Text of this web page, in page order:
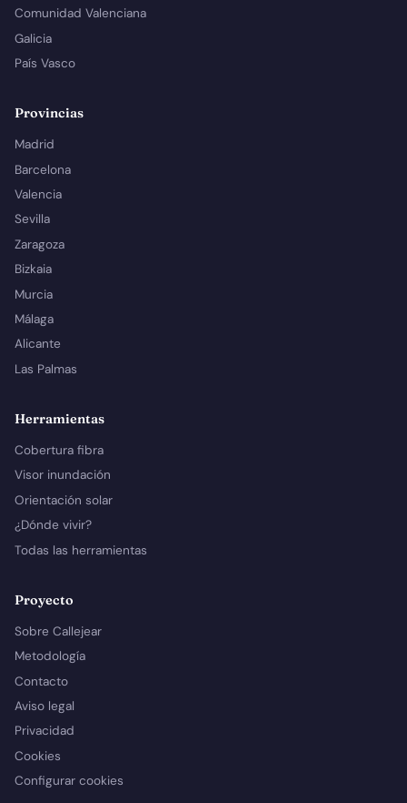
Comunidad Valenciana
Galicia
País Vasco
Provincias
Madrid
Barcelona
Valencia
Sevilla
Zaragoza
Bizkaia
Murcia
Málaga
Alicante
Las Palmas
Herramientas
Cobertura fibra
Visor inundación
Orientación solar
¿Dónde vivir?
Todas las herramientas
Proyecto
Sobre Callejear
Metodología
Contacto
Aviso legal
Privacidad
Cookies
Configurar cookies